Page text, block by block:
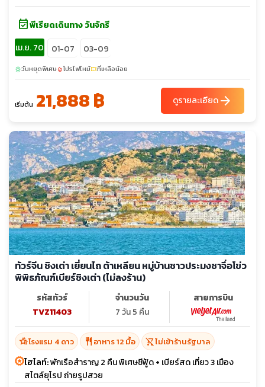
event_availableพีเรียดเดินทาง วันจักรี
เม.ย. 70
01-07 03-09
sunnyวันหยุดพิเศษlocal_fire_departmentโปรไฟไหม้confirmation_numberที่เหลือน้อย
เริ่มต้น 21,888 ฿ ดูรายละเอียดarrow_forward
ทัวร์จีน ชิงเต่า เยี่ยนไถ ต้าเหลียน หมู่บ้านชาวประมงซาจึ่อโข่ว
พิพิธภัณฑ์เบียร์ชิงเต่า (ไม่ลงร้าน)
รหัสทัวร์
TVZ11403
จำนวนวัน
7 วัน 5 คืน
สายการบิน
hotel_classโรงแรม 4 ดาว restaurant อาหาร 12 มื้อ shopping_cart_offไม่เข้าร้านรัฐบาล
ไฮไลท์:พักเรือสำราญ 2 คืน พิเศษซีฟู้ด + เบียร์สด เที่ยว 3 เมือง
สไตล์ยุโรป ถ่ายรูปสวย